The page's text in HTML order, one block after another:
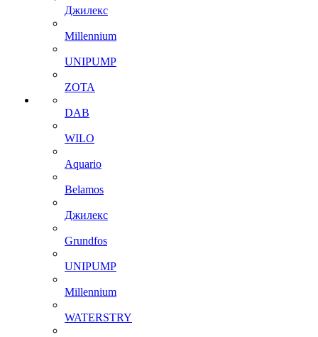
Джилекс
Millennium
UNIPUMP
ZOTA
DAB
WILO
Aquario
Belamos
Джилекс
Grundfos
UNIPUMP
Millennium
WATERSTRY